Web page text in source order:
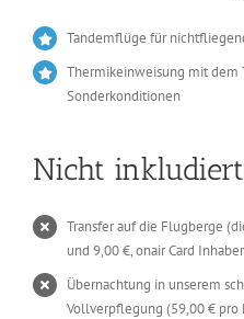
Tandemflüge für
Thermikeinweisung mit dem
Sonderkonditionen
Nicht inkludiert
Transfer auf die Flugberge
und 9,00 €, onair Card
Übernachtung in unserem
Vollverpflegung (59,00 € pro